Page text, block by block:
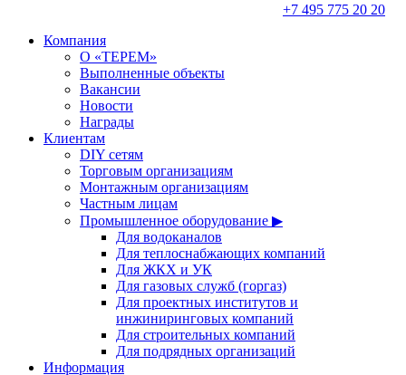
+7 495 775 20 20
Компания
О «ТЕРЕМ»
Выполненные объекты
Вакансии
Новости
Награды
Клиентам
DIY сетям
Торговым организациям
Монтажным организациям
Частным лицам
Промышленное оборудование ▶
Для водоканалов
Для теплоснабжающих компаний
Для ЖКХ и УК
Для газовых служб (горгаз)
Для проектных институтов и
инжиниринговых компаний
Для строительных компаний
Для подрядных организаций
Информация